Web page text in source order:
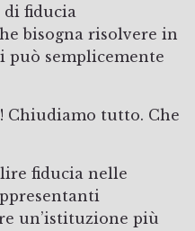
fiducia
bisogna risolvere in
può semplicemente
Chiudiamo tutto. Che
fiducia nelle
un’istituzione più